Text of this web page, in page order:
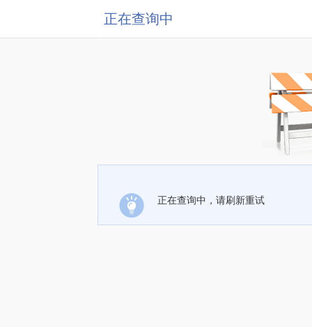
正在查询中
正在查询中，请刷新重试